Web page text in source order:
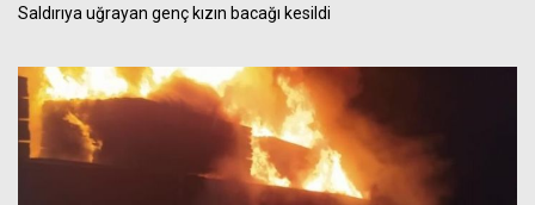
Saldırıya uğrayan genç kızın bacağı kesildi